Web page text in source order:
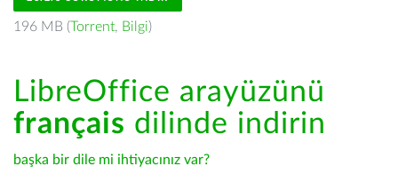
196 MB (Torrent, Bilgi)
LibreOffice arayüzünü
français dilinde indirin
başka bir dile mi ihtiyacınız var?